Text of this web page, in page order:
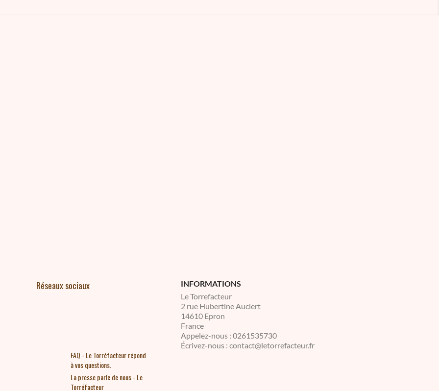
Réseaux sociaux
INFORMATIONS
Le Torrefacteur
2 rue Hubertine Auclert
14610 Epron
France
Appelez-nous : 0261535730
Écrivez-nous : contact@letorrefacteur.fr
FAQ - Le Torréfacteur répond
à vos questions.
La presse parle de nous - Le
Torréfacteur